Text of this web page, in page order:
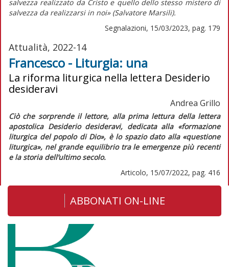
salvezza realizzato da Cristo e quello dello stesso mistero di
salvezza da realizzarsi in noi» (Salvatore Marsili).
Segnalazioni, 15/03/2023, pag. 179
Attualità, 2022-14
Francesco - Liturgia: una
La riforma liturgica nella lettera Desiderio
desideravi
Andrea Grillo
Ciò che sorprende il lettore, alla prima lettura della lettera
apostolica Desiderio desideravi, dedicata alla «formazione
liturgica del popolo di Dio», è lo spazio dato alla «questione
liturgica», nel grande equilibrio tra le emergenze più recenti
e la storia dell’ultimo secolo.
Articolo, 15/07/2022, pag. 416
ABBONATI ON-LINE